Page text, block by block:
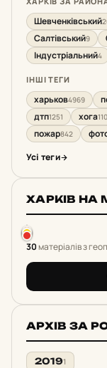
Шевченківський
Салтівський9
Індустріальний4
ІНШІ ТЕГИ
харьков4969
дтп1251 хога
пожар842
Усі теги
ХАРКІВ НА
30матеріалів з
АРХІВ ЗА
20191